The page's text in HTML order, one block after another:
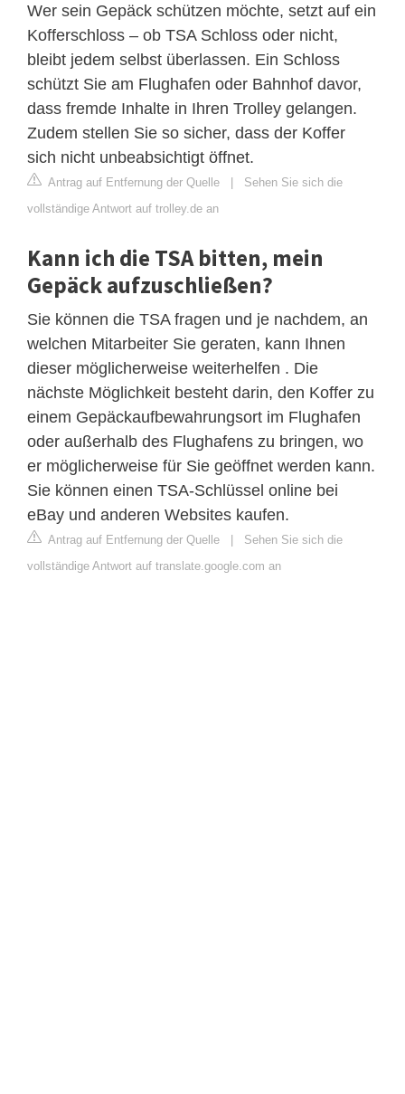
Wer sein Gepäck schützen möchte, setzt auf ein
Kofferschloss – ob TSA Schloss oder nicht,
bleibt jedem selbst überlassen. Ein Schloss
schützt Sie am Flughafen oder Bahnhof davor,
dass fremde Inhalte in Ihren Trolley gelangen.
Zudem stellen Sie so sicher, dass der Koffer
sich nicht unbeabsichtigt öffnet.
Antrag auf Entfernung der Quelle | Sehen Sie sich die
vollständige Antwort auf trolley.de an
Kann ich die TSA bitten, mein
Gepäck aufzuschließen?
Sie können die TSA fragen und je nachdem, an
welchen Mitarbeiter Sie geraten, kann Ihnen
dieser möglicherweise weiterhelfen . Die
nächste Möglichkeit besteht darin, den Koffer zu
einem Gepäckaufbewahrungsort im Flughafen
oder außerhalb des Flughafens zu bringen, wo
er möglicherweise für Sie geöffnet werden kann.
Sie können einen TSA-Schlüssel online bei
eBay und anderen Websites kaufen.
Antrag auf Entfernung der Quelle | Sehen Sie sich die
vollständige Antwort auf translate.google.com an